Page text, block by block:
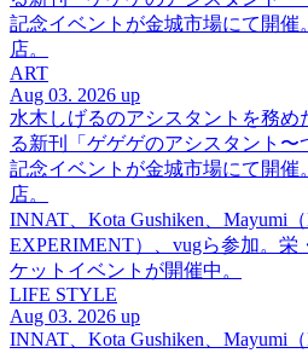
記念イベントが金城市場にて開催
店。
ART
Aug 03. 2026 up
水木しげるのアシスタントを務め
る新刊「ゲゲゲのアシスタント
記念イベントが金城市場にて開催
店。
INNAT、Kota Gushiken、Mayumi
EXPERIMENT）、vugら参加。栄
ケットイベントが開催中。
LIFE STYLE
Aug 03. 2026 up
INNAT、Kota Gushiken、Mayumi